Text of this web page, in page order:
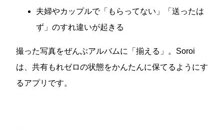
夫婦やカップルで「もらってない」「送ったは
ず」のすれ違いが起きる
撮った写真をぜんぶアルバムに「揃える」。Soroi
は、共有もれゼロの状態をかんたんに保てるようにす
るアプリです。